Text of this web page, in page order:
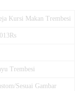
Kursi Makan Trembesi
Trembesi
Sesuai Gambar